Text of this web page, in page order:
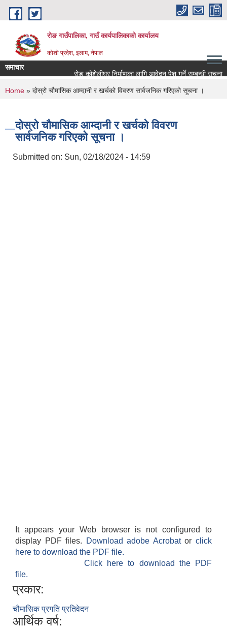
Skip to main content
रोङ गाउँपालिका, गाउँ कार्यपालिकाको कार्यालय
कोशी प्रदेश, इलाम, नेपाल
समाचार
रोङ कोशेलीघर निर्माणका लागि आवेदन पेश गर्ने सम्बन्धी सूचना.
You are here
Home » दोस्रो चौमासिक आम्दानी र खर्चको विवरण सार्वजनिक गरिएको सूचना ।
दोस्रो चौमासिक आम्दानी र खर्चको विवरण
सार्वजनिक गरिएको सूचना ।
Submitted on: Sun, 02/18/2024 - 14:59
It appears your Web browser is not configured to
display PDF files.
Download adobe Acrobatorclick
here to download the PDF file.
Click here to download the PDF
file.
प्रकार:
चौमासिक प्रगति प्रतिवेदन
आर्थिक वर्ष: